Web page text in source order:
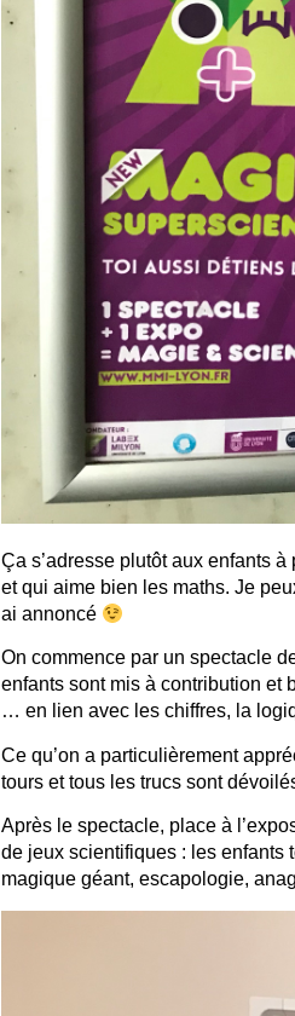
Ça s’adresse plutôt aux enfants
et qui aime bien les maths. Je
ai annoncé
On commence par un spectacle
enfants sont mis à contribution et
… en lien avec les chiffres, la
Ce qu’on a particulièrement
tours et tous les trucs sont
Après le spectacle, place à
de jeux scientifiques : les enfants
magique géant, escapologie,